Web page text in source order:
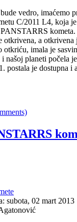
vedro, imaćemo
C/2011 L4, koja
otkrivena, a otkrivena
otkriću, imala je
našoj planeti počela
postala je dostupna i
subota, 02 mart 2013